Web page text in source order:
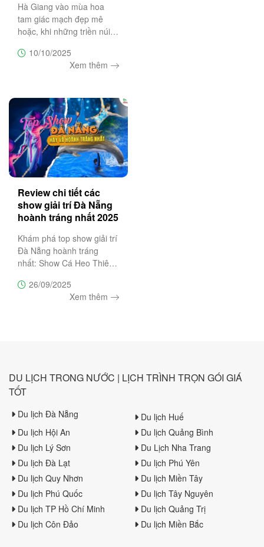
Hà Giang vào mùa hoa
tam giác mạch đẹp mê
hoặc, khi những triền núi
trưng. Đây là thời điểm lý
tưởng cho chuyến du lịch 3
mộng,
10/10/2025
Xem thêm
Review chi tiết các
show giải trí Đà Nẵng
hoành tráng nhất 2025
Khám phá top show giải trí
Đà Nẵng hoành tráng
nhất: Show Cá Heo Thiên
An, Charming Đà Nẵng, À
Ố Show. Đặt vé ưu đãi
26/09/2025
Xem thêm
DU LỊCH TRONG NƯỚC | LỊCH TRÌNH TRỌN GÓI GIÁ
TỐT
Du lịch Đà Nẵng
Du lịch Huế
Du lịch Hội An
Du lịch Quảng Bình
Du lịch Lý Sơn
Du Lịch Nha Trang
Du lịch Đà Lạt
Du lịch Phú Yên
Du lịch Quy Nhơn
Du lịch Miền Tây
Du lịch Phú Quốc
Du lịch Tây Nguyên
Du lịch TP Hồ Chí Minh
Du lịch Quảng Trị
Du lịch Côn Đảo
Du lịch Miền Bắc